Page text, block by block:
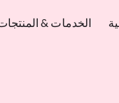
الخدمات &